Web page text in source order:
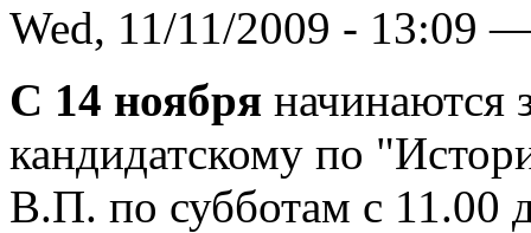
Wed, 11/11/2009 - 13:09
С 14 ноября начинаются
кандидатскому по
В.П. по субботам с 11.00